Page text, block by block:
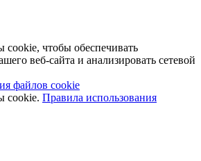
чтобы обеспечивать
веб-сайта и анализировать сетевой
файлов cookie
cookie. Правила использования